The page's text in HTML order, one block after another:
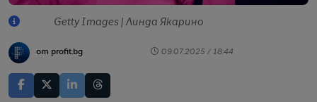
Getty Images | Линда Якарино
от profit.bg 09.07.2025 / 18:44